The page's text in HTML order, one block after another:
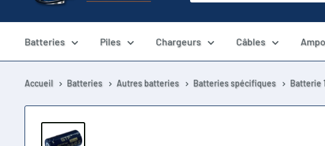
Batteries Piles Chargeurs Câbles
Accueil Batteries Autres batteries Batteries spécifiques Batterie